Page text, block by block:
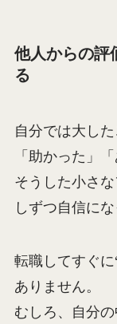
他人からの評
る
自分では大し
「助かった」
そうした小さ
しずつ自信に
転職してすぐ
ありません。
むしろ、自分